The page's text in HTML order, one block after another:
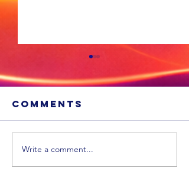
Comments
Write a comment...